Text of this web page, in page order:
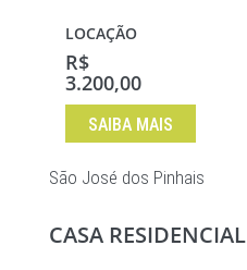
LOCAÇÃO
R$
3.200,00
SAIBA MAIS
São José dos Pinhais
CASA